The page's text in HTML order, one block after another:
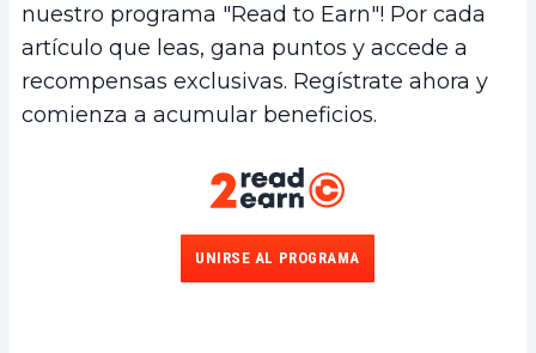
nuestro programa "Read to Earn"! Por cada
artículo que leas, gana puntos y accede a
recompensas exclusivas. Regístrate ahora y
comienza a acumular beneficios.
UNIRSE AL PROGRAMA